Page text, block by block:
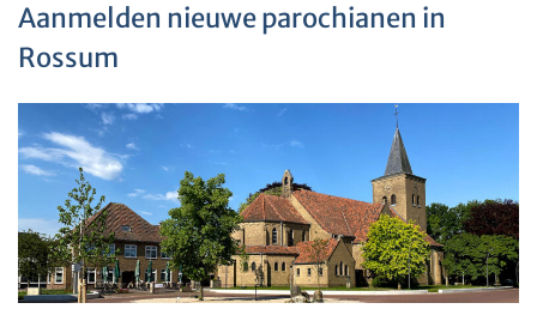
Aanmelden nieuwe parochianen in
Rossum